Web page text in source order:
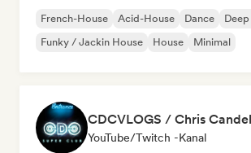
French-House Acid-House Dance
Funky / Jackin House
House Minimal
CDCVLOGS / Chris
YouTube/Twitch -Kanal